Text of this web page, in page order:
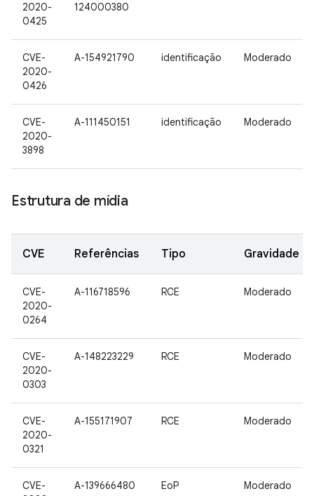
2020-
0425
124000380
CVE-
2020-
0426
A-154921790 identificação Moderado
CVE-
2020-
3898
A-111450151 identificação Moderado
Estrutura de mídia
CVE Referências Tipo Gravidade
CVE-
2020-
0264
A-116718596 RCE Moderado
CVE-
2020-
0303
A-148223229 RCE Moderado
CVE-
2020-
0321
A-155171907 RCE Moderado
CVE-
A-139666480 EoP Moderado